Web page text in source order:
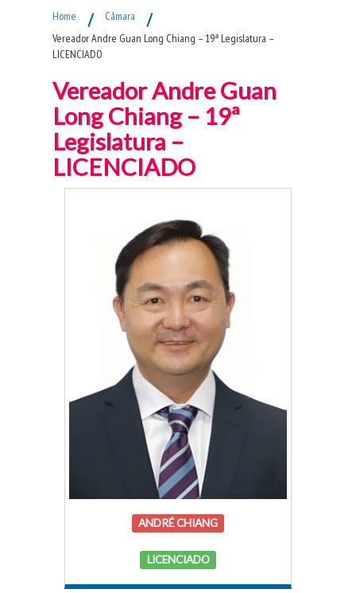
Home / Câmara /
Vereador Andre Guan Long Chiang – 19ª Legislatura –
LICENCIADO
Vereador Andre Guan
Long Chiang – 19ª
Legislatura –
LICENCIADO
ANDRÉ CHIANG
LICENCIADO